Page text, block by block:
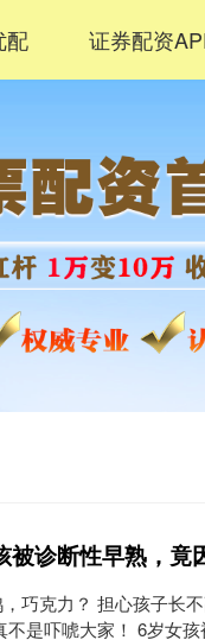
配 证券配资
巧克力？ 担心孩子长
是吓唬大家！ 6岁女